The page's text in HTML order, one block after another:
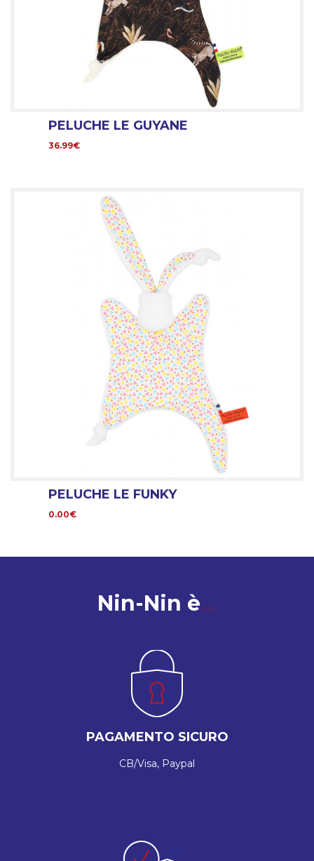
PELUCHE LE GUYANE
36.99€
PELUCHE LE FUNKY
0.00€
Nin-Nin è
PAGAMENTO SICURO
CB/Visa, Paypal